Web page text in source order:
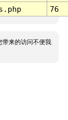
76
带来的访问不便我